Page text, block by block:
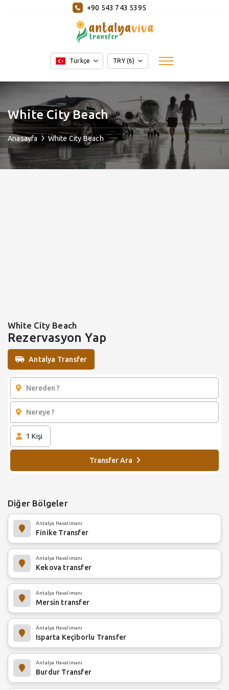
+90 543 743 5395
Türkçe TRY (₺)
White City Beach
Anasayfa White City Beach
White City Beach
Rezervasyon Yap
Antalya Transfer
1 Kişi
Transfer Ara
Diğer Bölgeler
Antalya Havalimanı
Finike Transfer
Antalya Havalimanı
Kekova transfer
Antalya Havalimanı
Mersin transfer
Antalya Havalimanı
Isparta Keçiborlu Transfer
Antalya Havalimanı
Burdur Transfer